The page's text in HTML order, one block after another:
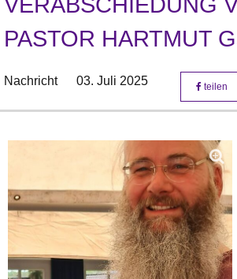
ASTOR HARTMUT
Nachricht 03. Juli 2025 teilen